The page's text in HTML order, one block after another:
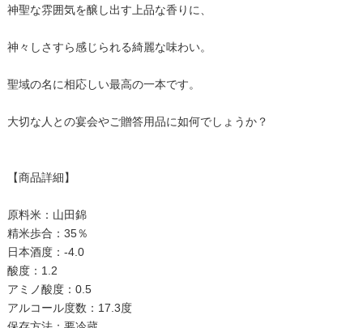
神聖な雰囲気を醸し出す上品な香りに、
神々しさすら感じられる綺麗な味わい。
聖域の名に相応しい最高の一本です。
大切な人との宴会やご贈答用品に如何でしょうか？
【商品詳細】
原料米：山田錦
精米歩合：35％
日本酒度：-4.0
酸度：1.2
アミノ酸度：0.5
アルコール度数：17.3度